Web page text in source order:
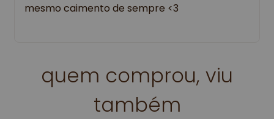
mesmo caimento de sempre <3
quem comprou, viu
também